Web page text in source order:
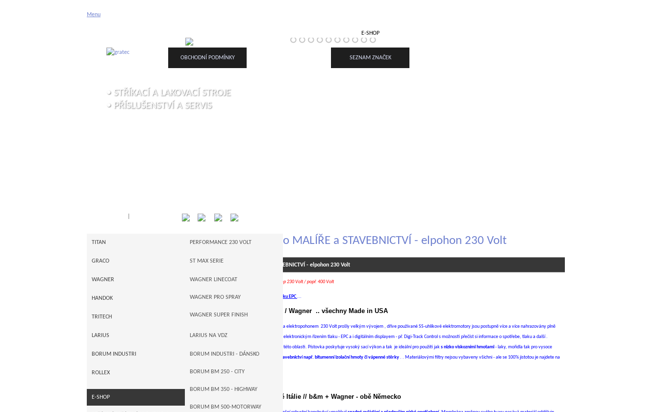
Menu
OBCHODNÍ PODMÍNKY
E-SHOP
SEZNAM ZNAČEK
• STŘÍKACÍ A LAKOVACÍ STROJE
• PŘÍSLUŠENSTVÍ A SERVIS
Stříkací zařízení pro MALÍŘE a STAVEBNICTVÍ - elpohon 230 Volt
Stříkací zařízení pro MALÍŘE a STAVEBNICTVÍ - elpohon 230 Volt
-Stříkací technika s elektrickým pohonem pump 230 Volt / popř. 400 Volt
a)pístové pumpy s elektronickým řízením tlaku EPC...
značky : TriTech - Titan / Wagner .. všechny Made in USA
Airless stríkací stroje s pístovými pumpami a elektropohonem 230 Volt prošly velkým vývojem , dříve používané SS-uhlíkové elektromotory jsou postupně více a více nahrazovány plně
elektronickými bezuhlíkovými elektromotory s elektronickým řízením tlaku - EPC a i digitálním displayem - př. Digi-Track Control s možností přečíst si informace o spotřebe, tlaku a další .
Americké technologie tak určují nadále směr v této oblasti. Pístovka poskytuje vysoký sací výkon a tak je ideální pro použití jaks nizko viskozními hmotami- laky, mořidla tak pro vysoce
viskózními materiály - Hi-Solids epoxidy a ve
stavebnictví např. bitumenní izolační hmoty či vápenné stěrky. . Materiálovými filtry nejsou vybaveny všichni - ale se 100% jistotou je najdete na
značky : Larius + FM - obě Itálie // b&m + Wagner - obě Německo
TITAN PERFORMANCE 230 VOLT
I-SERIE
POWRTWIN
POWRLINER -- STROJE NA VDZ
PNEUPOHON
GRACO ST MAX SERIE
GRACO MERKUR
GRACO ULTRA MAX
GRACO XTREME
WAGNER WAGNER LINECOAT
WAGNER PRO SPRAY
WAGNER SUPER FINISH
HANDOK
TRITECH
LARIUS LARIUS NA VDZ
LARIUS MEMBRÁNOVÉ
LARIUS PÍSTOVÉ
BORUM INDUSTRI BORUM INDUSTRI - DÁNSKO
BORUM BM 250 - CITY
BORUM BM 350 - HIGHWAY
BORUM BM 500-MOTORWAY
ROLLEX
E-SHOP